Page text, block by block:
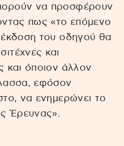
να προσφέρουν
πως «το επόμενο
έκδοση του οδηγού θα
και
και όποιον άλλον
εφόσον
να ενημερώνει το
Έρευνας».